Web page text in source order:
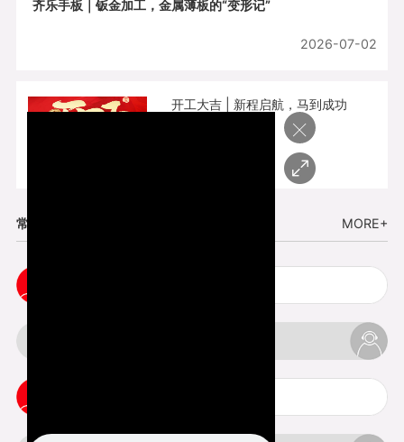
齐乐手板｜钣金加工，金属薄板的“变形记”
2026-07-02
开工大吉 | 新程启航，马到成功
常见问题 MORE+
×